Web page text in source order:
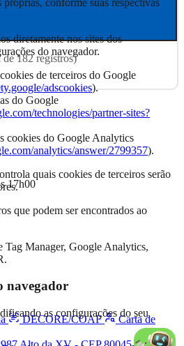
de182registros)
17h00
DECORE/COAF
Carta de
diretamente nos sites dos
do navegador.
de terceiros do Google
adscookies).
do Google
technologies/partner-sites?
cookies do Google Analytics
analytics/answer/2799357).
quais cookies de terceiros serão
que podem ser encontrados ao
Manager, Google Analytics,
navegador
as configurações do seu